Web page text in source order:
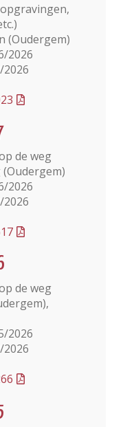
(Oudergem)
2026
de weg
2026
2026
de weg
2026
2026